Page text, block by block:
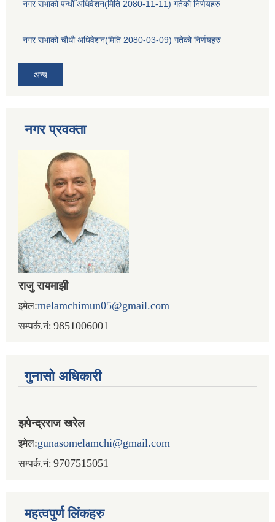
नगर सभाको पन्धौँ अधिवेशन(मिति 2080-11-11) गतेको निर्णयहरु
नगर सभाको चौधौ अधिवेशन(मिति 2080-03-09) गतेको निर्णयहरु
अन्य
नगर प्रव‌क्ता
राजु रायमाझी
इमेल:melamchimun05@gmail.com
सम्पर्क.नं: 9851006001
गुनासो अधिकारी
झपेन्द्रराज खरेल
इमेल:gunasomelamchi@gmail.com
सम्पर्क.नं: 9707515051
महत्वपुर्ण लिंकहरु